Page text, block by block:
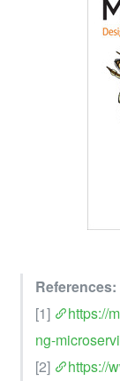
References:
[1]
https://
ng-
[2]
https://